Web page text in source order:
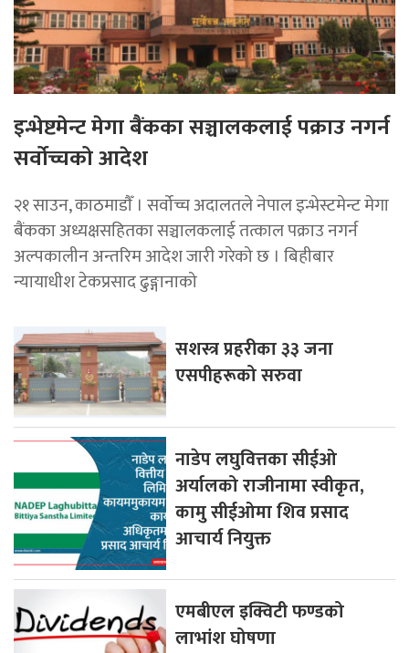
इन्भेष्टमेन्ट मेगा बैंकका सञ्चालकलाई पक्राउ नगर्न
सर्वोच्चको आदेश
२१ साउन, काठमाडाैँ । सर्वोच्च अदालतले नेपाल इन्भेस्टमेन्ट मेगा
बैंकका अध्यक्षसहितका सञ्चालकलाई तत्काल पक्राउ नगर्न
अल्पकालीन अन्तरिम आदेश जारी गरेको छ । बिहीबार
न्यायाधीश टेकप्रसाद ढुङ्गानाको
सशस्त्र प्रहरीका ३३ जना
एसपीहरूको सरुवा
नाडेप लघुवित्तका सीईओ
अर्यालको राजीनामा स्वीकृत,
कामु सीईओमा शिव प्रसाद
आचार्य नियुक्त
एमबीएल इक्विटी फण्डको
लाभांश घोषणा